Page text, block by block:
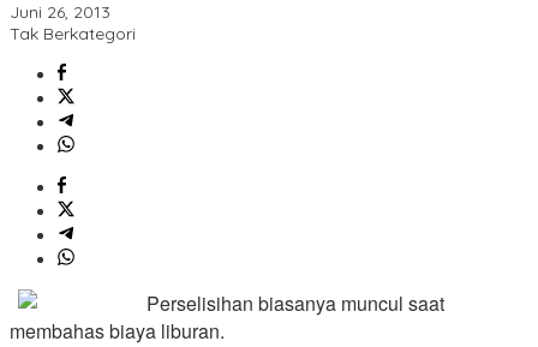
Juni 26, 2013
Tak Berkategori
Perselisihan biasanya muncul saat
membahas biaya liburan.